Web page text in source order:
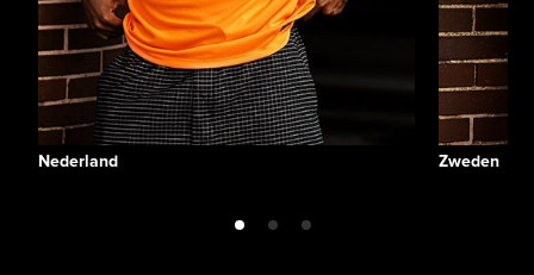
Nederland Zweden